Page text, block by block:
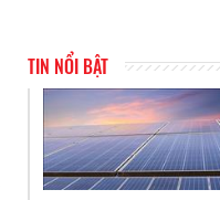
TIN NỔI BẬT